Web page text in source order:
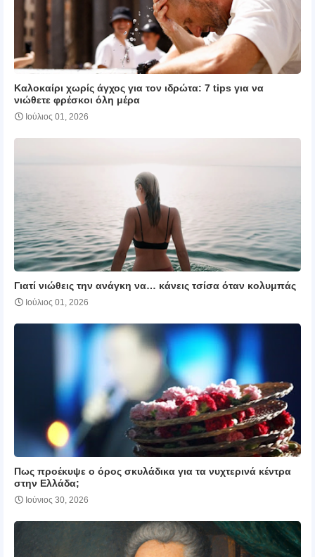
Καλοκαίρι χωρίς άγχος για τον ιδρώτα: 7 tips για να
νιώθετε φρέσκοι όλη μέρα
Ιούλιος 01, 2026
Γιατί νιώθεις την ανάγκη να… κάνεις τσίσα όταν κολυμπάς
Ιούλιος 01, 2026
Πως προέκυψε ο όρος σκυλάδικα για τα νυχτερινά κέντρα
στην Ελλάδα;
Ιούνιος 30, 2026